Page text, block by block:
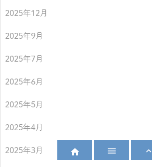
2025年12月
2025年9月
2025年7月
2025年6月
2025年5月
2025年4月
2025年3月   